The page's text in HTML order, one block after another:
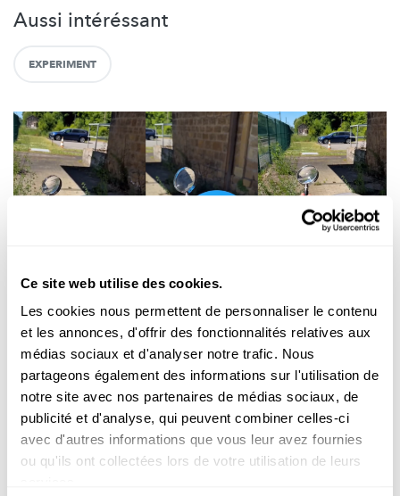
Ce site web utilise des cookies.
Les cookies nous permettent de personnaliser le contenu
et les annonces, d'offrir des fonctionnalités relatives aux
médias sociaux et d'analyser notre trafic. Nous
partageons également des informations sur l'utilisation de
notre site avec nos partenaires de médias sociaux, de
publicité et d'analyse, qui peuvent combiner celles-ci
avec d'autres informations que vous leur avez fournies
ou qu'ils ont collectées lors de votre utilisation de leurs
Aussi intéréssant
EXPERIMENT
Expérimenter
L'ÉNERGIE DU SOLEIL
Quel ballon éclate le plus vite au soleil ?
FNR